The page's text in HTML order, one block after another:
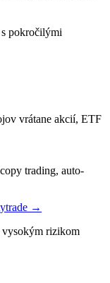
pokročilými
vrátane akcií, ETF
trading, auto-
→
vysokým rizikom